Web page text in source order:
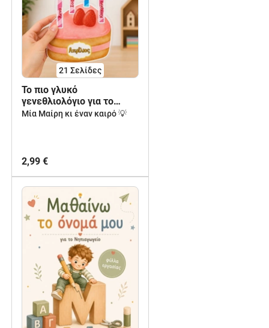
21 Σελίδες
Το πιο γλυκό
γενεθλιολόγιο για το
Νηπιαγωγείο με
Μία Μαίρη κι έναν καιρό 💡
2,99 €